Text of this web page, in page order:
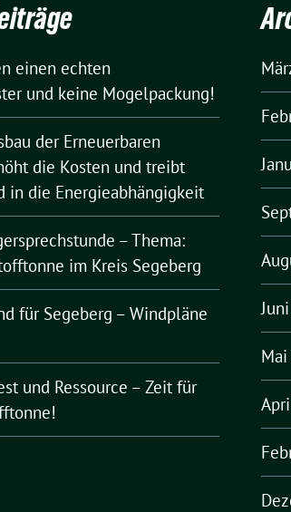
einen echten
und keine Mogelpackung!
der Erneuerbaren
die Kosten und treibt
in die Energieabhängigkeit
– Thema:
im Kreis Segeberg
für Segeberg – Windpläne
und Ressource – Zeit für